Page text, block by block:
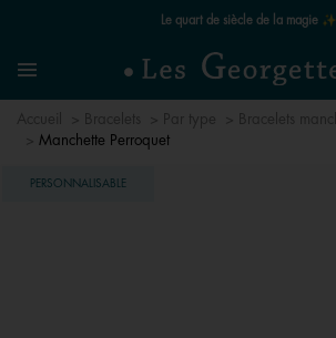
Le quart de siècle de la magie ✨
MenuRecherchez un bijou
Manchette Perroquet
PERSONNALISABLE